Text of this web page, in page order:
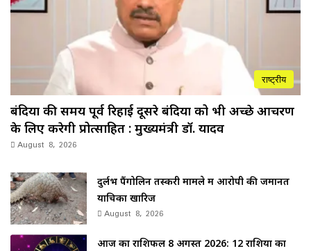
राष्ट्रीय
बंदियों की समय पूर्व रिहाई दूसरे बंदियों को भी अच्छे आचरण
के लिए करेगी प्रोत्साहित : मुख्यमंत्री डॉ. यादव
August 8, 2026
दुर्लभ पैंगोलिन तस्करी मामले में आरोपी की जमानत
याचिका खारिज
August 8, 2026
आज का राशिफल 8 अगस्त 2026: 12 राशियों का